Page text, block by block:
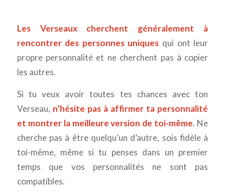
Les Verseaux cherchent généralement à
rencontrer des personnes uniques qui ont leur
propre personnalité et ne cherchent pas à copier
les autres.
Si tu veux avoir toutes tes chances avec ton
Verseau, n’hésite pas à affirmer ta personnalité
et montrer la meilleure version de toi-même. Ne
cherche pas à être quelqu’un d’autre, sois fidèle à
toi-même, même si tu penses dans un premier
temps que vos personnalités ne sont pas
compatibles.